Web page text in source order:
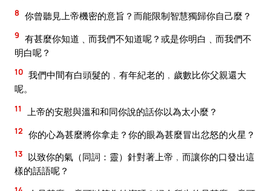
8 你曾聽見上帝機密的意旨？而能限制智慧獨歸你自己麼？
9 有甚麼你知道﹑而我們不知道呢？或是你明白﹑而我們不
明白呢？
10 我們中間有白頭髮的﹐有年紀老的﹐歲數比你父親還大
呢。
11 上帝的安慰與溫和和同你說的話你以為太小麼？
12 你的心為甚麼將你拿走？你的眼為甚麼冒出忿怒的火星？
13 以致你的氣（同詞：靈）針對著上帝﹐而讓你的口發出這
樣的話語呢？